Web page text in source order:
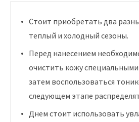
Стоит приобретать два
теплый и холодный сезоны.
Перед нанесением
очистить кожу
затем воспользоваться
следующем этапе
Днем стоит использовать